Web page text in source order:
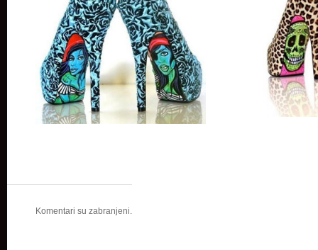
Komentari su zabranjeni.